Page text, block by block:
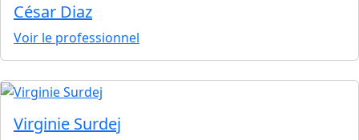
César Diaz
Voir le professionnel
Virginie Surdej